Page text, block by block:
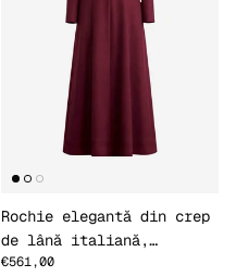
Rochie elegantă din crep
de lână italiană,
burgundy
€561,00